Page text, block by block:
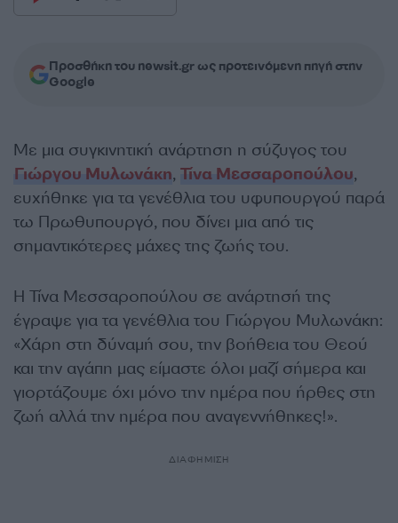
Προσθήκη του newsit.gr ως προτεινόμενη πηγή στην
Google
Με μια συγκινητική ανάρτηση η σύζυγος του
Γιώργου Μυλωνάκη, Τίνα Μεσσαροπούλου,
ευχήθηκε για τα γενέθλια του υφυπουργού παρά
τω Πρωθυπουργό, που δίνει μια από τις
σημαντικότερες μάχες της ζωής του.
Η Τίνα Μεσσαροπούλου σε ανάρτησή της
έγραψε για τα γενέθλια του Γιώργου Μυλωνάκη:
«Χάρη στη δύναμή σου, την βοήθεια του Θεού
και την αγάπη μας είμαστε όλοι μαζί σήμερα και
γιορτάζουμε όχι μόνο την ημέρα που ήρθες στη
ζωή αλλά την ημέρα που αναγεννήθηκες!».
ΔΙΑΦΗΜΙΣΗ